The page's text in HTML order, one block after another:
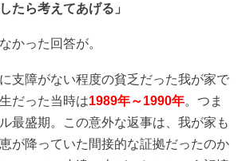
たら考えてあげる」
かった回答が。
支障がない程度の貧乏だった我が家で
だった当時は1989年～1990年。つま
最盛期。この意外な返事は、我が家も
が降っていた間接的な証拠だったのか